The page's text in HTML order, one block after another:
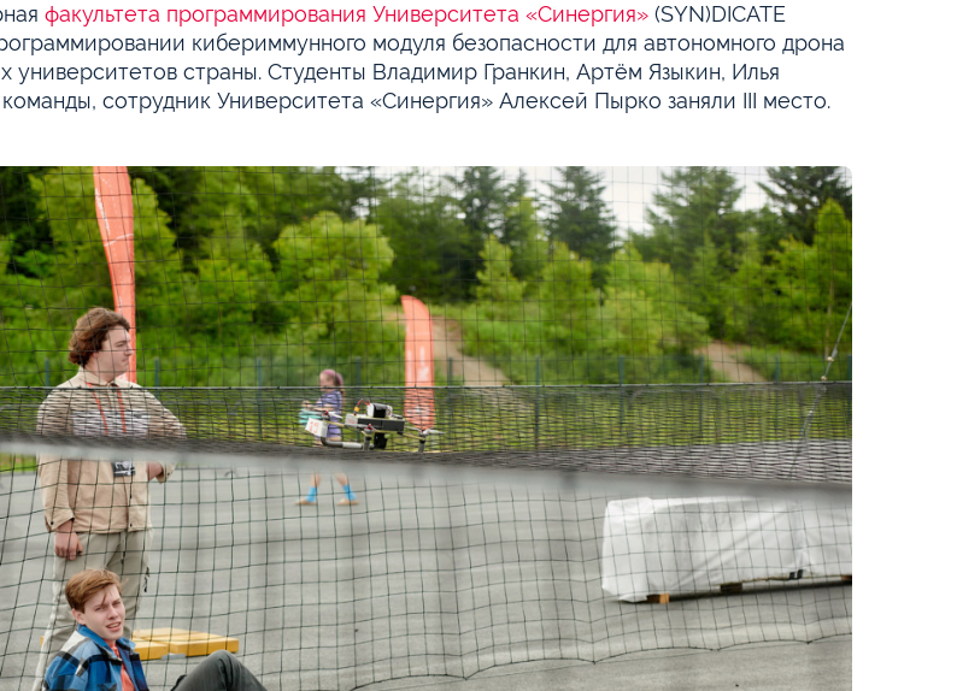
факультета программирования Университета «Синергия» (SYN)DICATE
кибериммунного модуля безопасности для автономного дрона
университетов страны. Студенты Владимир Гранкин, Артём Языкин, Илья
сотрудник Университета «Синергия» Алексей Пырко заняли III место.